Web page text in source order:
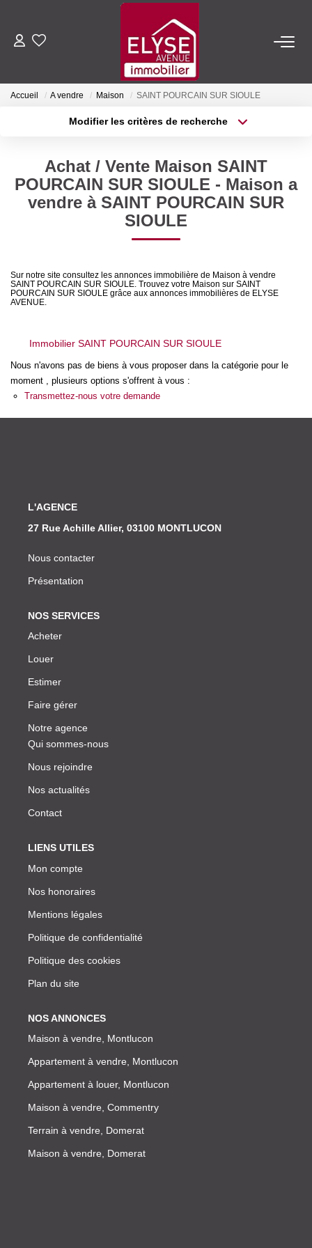
ACHETER
FAIRE GÉRER
NOTRE AGENCE
Qui Sommes-Nous
Nous Rejoindre
CONTACT
Accueil A vendre Maison SAINT POURCAIN SUR SIOULE
Modifier les critères de recherche
Sélectionnez...
Type de bien
Surface min
Achat / Vente Maison SAINT
POURCAIN SUR SIOULE - Maison a
vendre à SAINT POURCAIN SUR
SIOULE
Sur notre site consultez les annonces immobilière de Maison à vendre
SAINT POURCAIN SUR SIOULE. Trouvez votre Maison sur SAINT
POURCAIN SUR SIOULE grâce aux annonces immobilières de ELYSE
AVENUE.
Immobilier SAINT POURCAIN SUR SIOULE
Nous n'avons pas de biens à vous proposer dans la catégorie pour le
moment , plusieurs options s'offrent à vous :
Transmettez-nous votre demande
L'AGENCE
27 Rue Achille Allier, 03100 MONTLUCON
Nous contacter
Présentation
NOS SERVICES
Acheter
Louer
Estimer
Faire gérer
Notre agence
Qui sommes-nous
Nous rejoindre
Nos actualités
Contact
LIENS UTILES
Mon compte
Nos honoraires
Mentions légales
Politique de confidentialité
Politique des cookies
Plan du site
NOS ANNONCES
Maison à vendre, Montlucon
Appartement à vendre, Montlucon
Appartement à louer, Montlucon
Maison à vendre, Commentry
Terrain à vendre, Domerat
Maison à vendre, Domerat